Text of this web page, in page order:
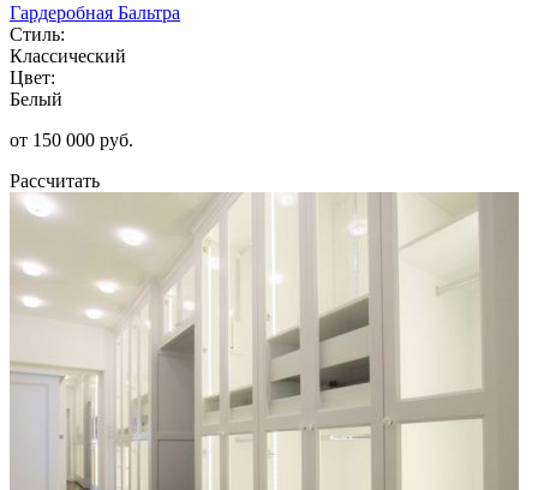
Гардеробная Бальтра
Стиль:
Классический
Цвет:
Белый
от 150 000 руб.
Рассчитать